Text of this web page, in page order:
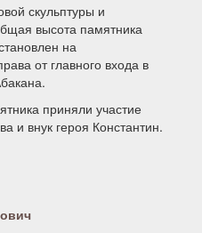
скульптуры и
высота памятника
на
от главного входа в
приняли участие
и внук героя Константин.